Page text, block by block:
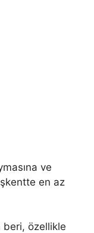
ve
en az
özellikle